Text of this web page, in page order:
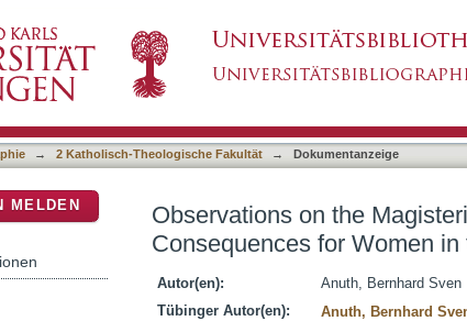
on the Magisterium's Gender
→ 2 Katholisch-Theologische Fakultät → Dokumentanzeige
Observations on the
Consequences for Women
Autor(en):
Anuth, Bernhard Sven
Tübinger Autor(en):
Anuth, Bernhard
MELDEN